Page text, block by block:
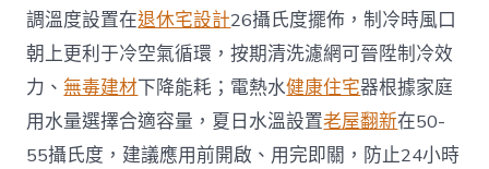
調溫度設置在退休宅設計26攝氏度擺佈，制冷時風口
朝上更利于冷空氣循環，按期清洗濾網可晉陞制冷效
力、無毒建材下降能耗；電熱水健康住宅器根據家庭
用水量選擇合適容量，夏日水溫設置老屋翻新在50-
55攝氏度，建議應用前開啟、用完即關，防止24小時